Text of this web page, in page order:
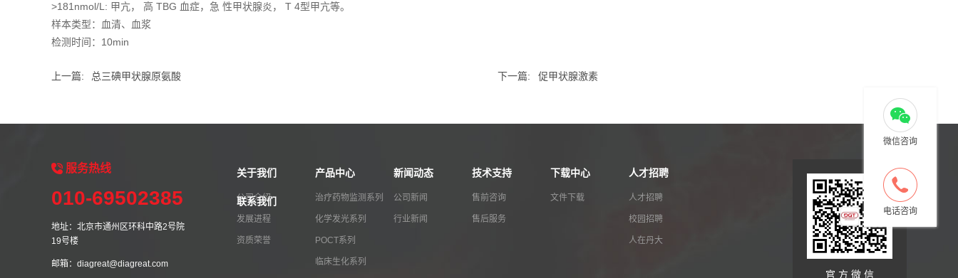
>181nmol/L: 甲亢， 高 TBG 血症，急 性甲状腺炎， T 4型甲亢等。
样本类型：血清、血浆
检测时间：10min
上一篇: 总三碘甲状腺原氨酸 下一篇: 促甲状腺激素
服务热线
010-69502385
地址：北京市通州区环科中路2号院
19号楼
邮箱：diagreat@diagreat.com
关于我们
公司介绍
发展进程
资质荣誉
产品中心
治疗药物监测系列
化学发光系列
POCT系列
临床生化系列
新闻动态
公司新闻
行业新闻
技术支持
售前咨询
售后服务
下载中心
文件下载
人才招聘
人才招聘
校园招聘
人在丹大
联系我们
官 方 微 信
微信咨询
电话咨询